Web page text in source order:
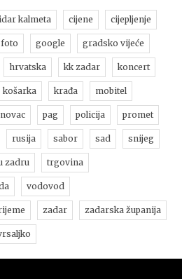
kalmeta cijene cijepljenje
foto google gradsko vijeće
hrvatska kk zadar koncert
košarka krađa mobitel
novac pag policija promet
rusija sabor sad snijeg
zadru trgovina
vodovod
zadar zadarska županija